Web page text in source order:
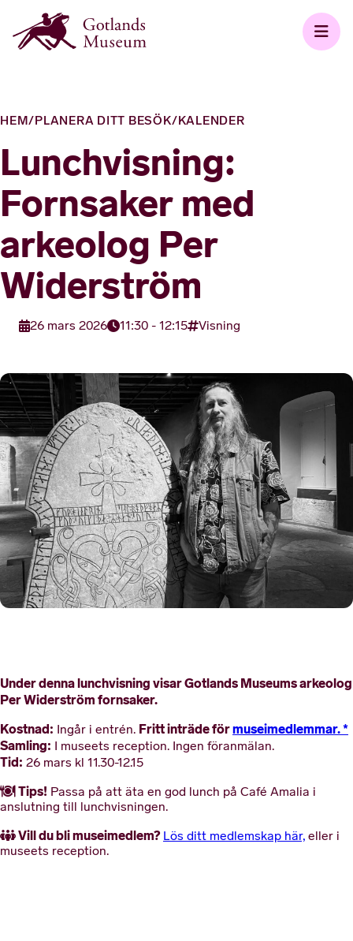
HEM/PLANERA DITT BESÖK/KALENDER
Lunchvisning:
Fornsaker med
arkeolog Per
Widerström
26 mars 2026 11:30 - 12:15 Visning
Under denna lunchvisning visar Gotlands Museums arkeolog
Per Widerström fornsaker.
Kostnad: Ingår i entrén. Fritt inträde förmuseimedlemmar. *
Samling: I museets reception. Ingen föranmälan.
Tid: 26 mars kl 11.30-12.15
Tips! Passa på att äta en god lunch på Café Amalia i
anslutning till lunchvisningen.
Vill du bli museimedlem? Lös ditt medlemskap här, eller i
museets reception.